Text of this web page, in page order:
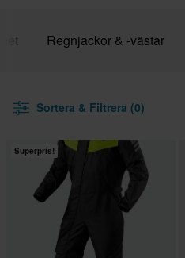
Regnjackor & -västar
Sortera & Filtrera (0)
Superpris!